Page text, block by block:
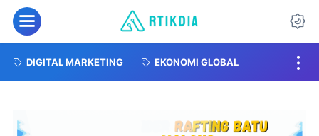
DIGITAL MARKETING EKONOMI GLOBAL